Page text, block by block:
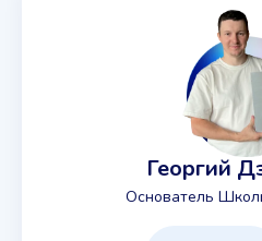
Георгий
Основатель